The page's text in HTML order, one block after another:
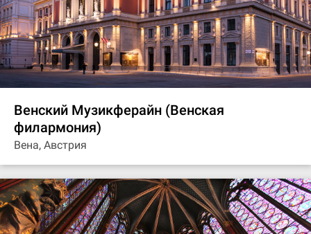
Венский Музикферайн (Венская
филармония)
Вена, Австрия